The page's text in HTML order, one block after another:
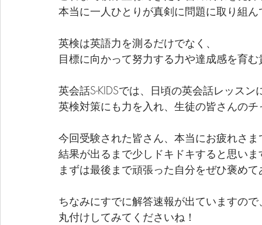
本当に一人ひとりが真剣に問題に取り組
英検は英語力を測るだけでなく、
目標に向かって努力する力や達成感を育
英会話S-KIDSでは、日頃の英会話レッスン
英検対策にも力を入れ、生徒の皆さんの
今回受験された皆さん、本当にお疲れさま
結果が出るまで少しドキドキすると思いま
まずは最後まで頑張った自分をぜひ褒め
ちなみにすでに解答速報が出ていますので
丸付けしてみてくださいね！